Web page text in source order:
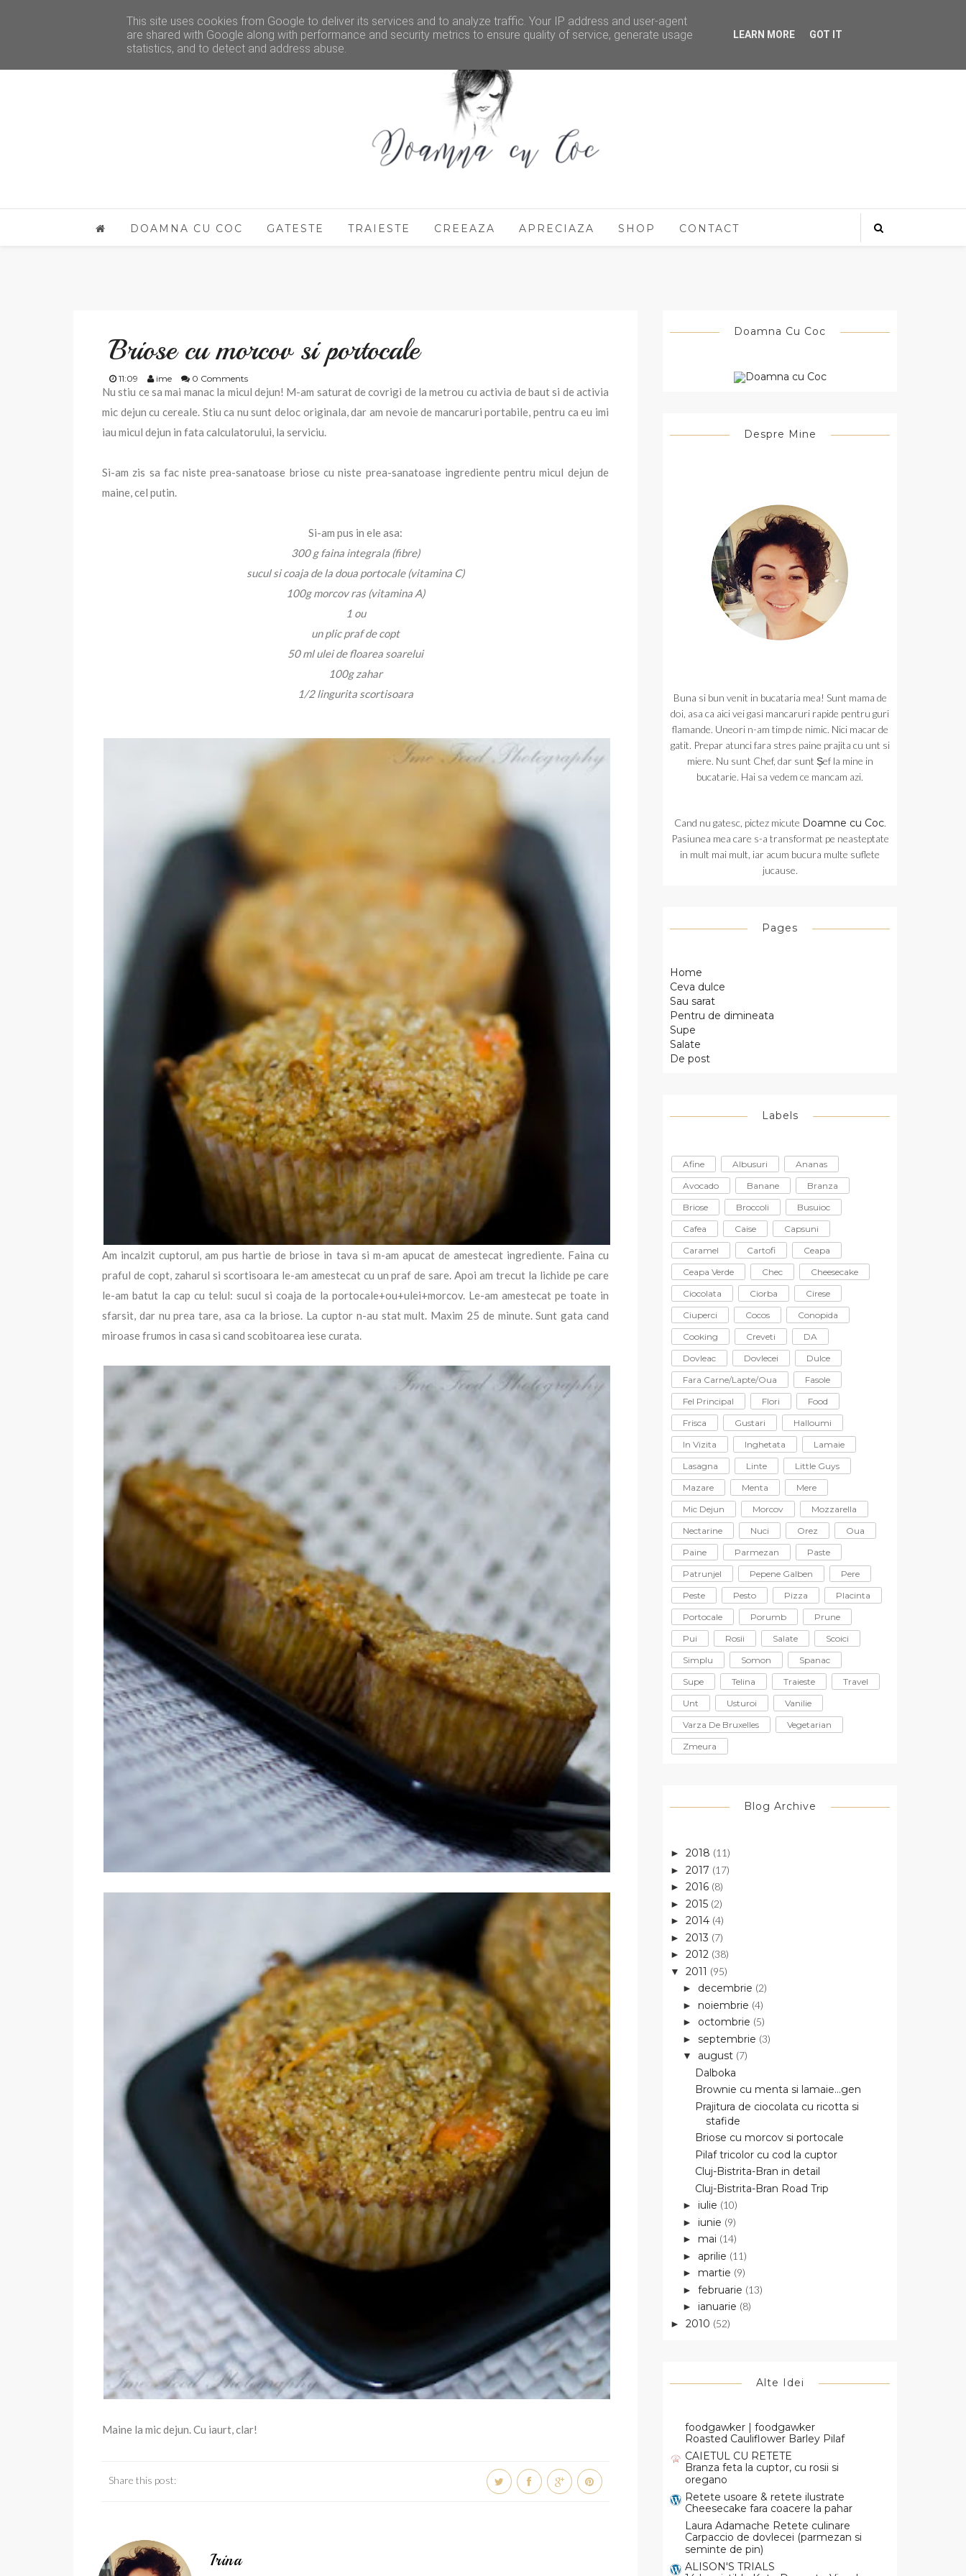
DOAMNA CU COC GATESTE TRAIESTE CREEAZA APRECIAZA SHOP CONTACT
Briose cu morcov si portocale
11:09 ime 0 Comments
Nu stiu ce sa mai manac la micul dejun! M-am saturat de covrigi de la metrou cu activia de baut si de activia
mic dejun cu cereale. Stiu ca nu sunt deloc originala, dar am nevoie de mancaruri portabile, pentru ca eu imi
iau micul dejun in fata calculatorului, la serviciu.
Si-am zis sa fac niste prea-sanatoase briose cu niste prea-sanatoase ingrediente pentru micul dejun de
maine, cel putin.
Si-am pus in ele asa:
300 g faina integrala (fibre)
sucul si coaja de la doua portocale (vitamina C)
100g morcov ras (vitamina A)
1 ou
un plic praf de copt
50 ml ulei de floarea soarelui
100g zahar
1/2 lingurita scortisoara
Am incalzit cuptorul, am pus hartie de briose in tava si m-am apucat de amestecat ingrediente. Faina cu
praful de copt, zaharul si scortisoara le-am amestecat cu un praf de sare. Apoi am trecut la lichide pe care
le-am batut la cap cu telul: sucul si coaja de la portocale+ou+ulei+morcov. Le-am amestecat pe toate in
sfarsit, dar nu prea tare, asa ca la briose. La cuptor n-au stat mult. Maxim 25 de minute. Sunt gata cand
miroase frumos in casa si cand scobitoarea iese curata.
Maine la mic dejun. Cu iaurt, clar!
Share this post:
Irina
Doamna Cu Coc
Despre Mine
Buna si bun venit in bucataria mea! Sunt mama de
doi, asa ca aici vei gasi mancaruri rapide pentru guri
flamande. Uneori n-am timp de nimic. Nici macar de
gatit. Prepar atunci fara stres paine prajita cu unt si
miere. Nu sunt Chef, dar sunt Șef la mine in
bucatarie. Hai sa vedem ce mancam azi.
Cand nu gatesc, pictez micute Doamne cu Coc.
Pasiunea mea care s-a transformat pe neasteptate
in mult mai mult, iar acum bucura multe suflete
jucause.
Pages
Home
Ceva dulce
Sau sarat
Pentru de dimineata
Supe
Salate
De post
Labels
Afine Albusuri
Ananas
Avocado
Banane
Branza
Briose
Broccoli
Busuioc
Cafea
Caise
Capsuni
Caramel
Cartofi
Ceapa
Ceapa Verde
Chec
Cheesecake
Ciocolata
Ciorba
Cirese
Ciuperci
Cocos
Conopida
Cooking
Creveti
DA
Dovleac
Dovlecei
Dulce
Fara Carne/lapte/oua
Fasole
Fel Principal
Flori
Food
Frisca
Gustari
Halloumi
In Vizita
Inghetata
Lamaie
Lasagna
Linte
Little Guys
Mazare
Menta
Mere
Mic Dejun
Morcov
Mozzarella
Nectarine
Nuci Orez
Oua
Paine
Parmezan
Paste
Patrunjel
Pepene Galben
Pere
Peste
Pesto Pizza
Placinta
Portocale
Porumb
Prune
Pui
Rosii Salate
Scoici
Simplu
Somon
Spanac
Supe
Telina Traieste
Travel
Unt
Usturoi
Vanilie
Varza De Bruxelles
Vegetarian
Zmeura
Blog Archive
► 2018 (11)
► 2017 (17)
► 2016 (8)
► 2015 (2)
► 2014 (4)
► 2013 (7)
► 2012 (38)
▼ 2011 (95)
► decembrie (2)
► noiembrie (4)
► octombrie (5)
► septembrie (3)
▼ august (7)
Dalboka
Brownie cu menta si lamaie...gen
Prajitura de ciocolata cu ricotta si
stafide
Briose cu morcov si portocale
Pilaf tricolor cu cod la cuptor
Cluj-Bistrita-Bran in detail
Cluj-Bistrita-Bran Road Trip
► iulie (10)
► iunie (9)
► mai (14)
► aprilie (11)
► martie (9)
► februarie (13)
► ianuarie (8)
► 2010 (52)
Alte Idei
foodgawker | foodgawker
Roasted Cauliflower Barley Pilaf
CAIETUL CU RETETE
Branza feta la cuptor, cu rosii si
oregano
Retete usoare & retete ilustrate
Cheesecake fara coacere la pahar
Laura Adamache Retete culinare
Carpaccio de dovlecei (parmezan si
seminte de pin)
ALISON'S TRIALS
This site uses cookies from Google to deliver its services and to analyze traffic. Your IP address and user-agent
are shared with Google along with performance and security metrics to ensure quality of service, generate usage
statistics, and to detect and address abuse.
LEARN MORE GOT IT